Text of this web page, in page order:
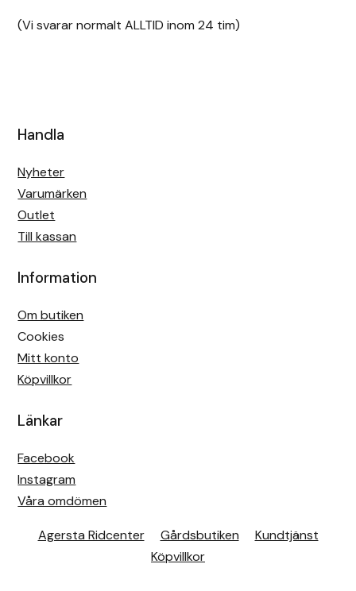
(Vi svarar normalt ALLTID inom 24 tim)
Handla
Nyheter
Varumärken
Outlet
Till kassan
Information
Om butiken
Cookies
Mitt konto
Köpvillkor
Länkar
Facebook
Instagram
Våra omdömen
Agersta Ridcenter Gårdsbutiken
Kundtjänst
Köpvillkor